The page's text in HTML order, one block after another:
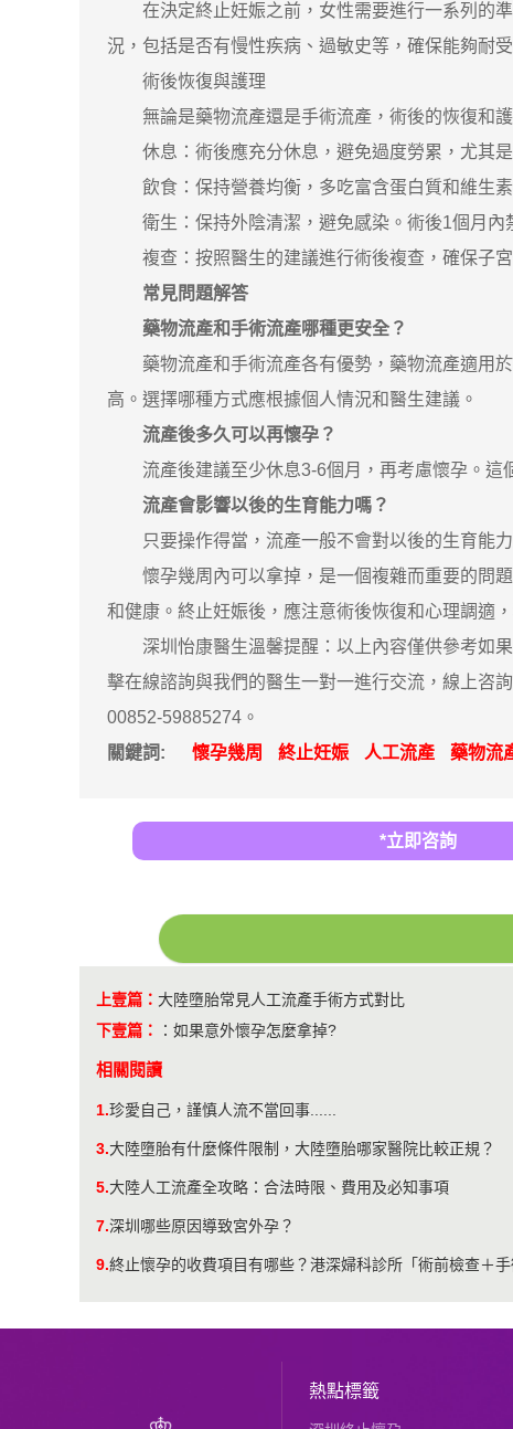
在決定終止妊娠之前，女性需要進行一系列的準
況，包括是否有慢性疾病、過敏史等，確保能夠耐
術後恢復與護理
無論是藥物流產還是手術流產，術後的恢復和護
休息：術後應充分休息，避免過度勞累，尤其是
飲食：保持營養均衡，多吃富含蛋白質和維生素
衛生：保持外陰清潔，避免感染。術後1個月內
複查：按照醫生的建議進行術後複查，確保子宮
常見問題解答
藥物流產和手術流產哪種更安全？
藥物流產和手術流產各有優勢，藥物流產適用於
高。選擇哪種方式應根據個人情況和醫生建議。
流產後多久可以再懷孕？
流產後建議至少休息3-6個月，再考慮懷孕。這
流產會影響以後的生育能力嗎？
只要操作得當，流產一般不會對以後的生育能力
懷孕幾周內可以拿掉，是一個複雜而重要的問題
和健康。終止妊娠後，應注意術後恢復和心理調適
深圳怡康醫生溫馨提醒：以上內容僅供參考如果
擊在線諮詢與我們的醫生一對一進行交流，線上咨
00852-59885274。
關鍵詞:
懷孕幾周 終止妊娠 人工流產 藥物流
*立即咨詢
上壹篇： 大陸墮胎常見人工流產手術方式對比
下壹篇：
： 如果意外懷孕怎麼拿掉?
相關閱讀
1.珍愛自己，謹慎人流不當回事......
3.大陸墮胎有什麼條件限制，大陸墮胎哪家醫院比較正規？
5.大陸人工流產全攻略：合法時限、費用及必知事項
7.深圳哪些原因導致宮外孕？
9.終止懷孕的收費項目有哪些？港深婦科診所「術前檢查＋
熱點標籤